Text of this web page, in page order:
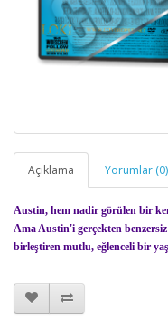
Açıklama Yorumlar (0)
Austin, hem nadir görülen bir
Ama Austin'i gerçekten
birleştiren mutlu, eğlenceli bir